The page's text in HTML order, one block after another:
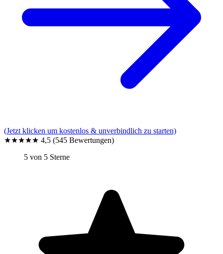
(Jetzt klicken um kostenlos & unverbindlich zu starten)
★★★★★ 4,5 (545 Bewertungen)
5 von 5 Sterne